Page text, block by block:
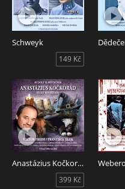
Schweyk
149 Kč
Anastázius Kočkorád: Velký kouzelník
399 Kč